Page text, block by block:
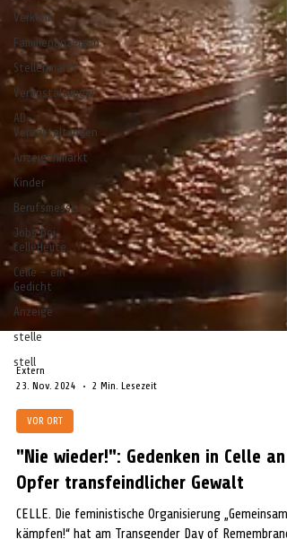
Verkehr
Familienanzeigen
Stellenmarkt
Veranstaltungen
AD-
Veranstaltungen
Anzeigenmarkt
Kinder
Berufsmesse
Jobs bei
CelleHeute
Celle - ein
Gedicht
Anzeige
stelle
stell
Extern
23. Nov. 2024
VOR ORT
Opfer transfeindlicher Gewalt